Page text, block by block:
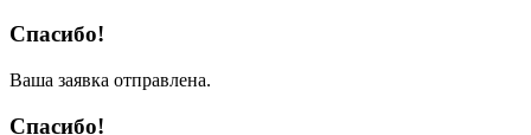
Спасибо!
Ваша заявка отправлена.
Спасибо!